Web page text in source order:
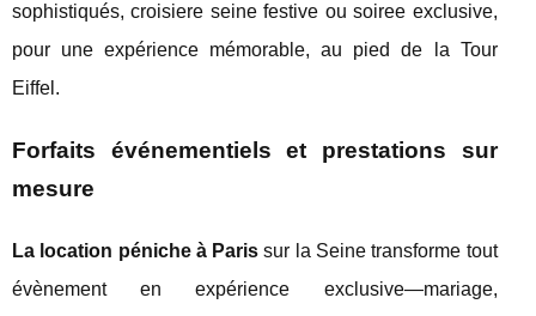
sophistiqués, croisiere seine festive ou soiree exclusive,
pour une expérience mémorable, au pied de la Tour
Eiffel.
Forfaits événementiels et prestations sur
mesure
La location péniche à Paris sur la Seine transforme tout
évènement en expérience exclusive—mariage,